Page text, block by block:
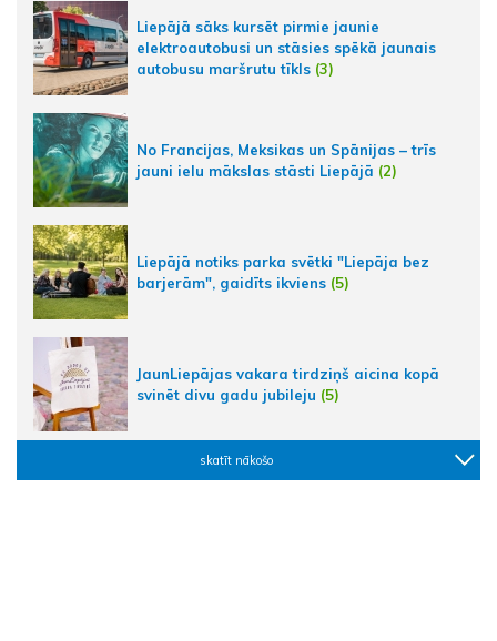
Liepājā sāks kursēt pirmie jaunie
elektroautobusi un stāsies spēkā jaunais
autobusu maršrutu tīkls (3)
No Francijas, Meksikas un Spānijas – trīs
jauni ielu mākslas stāsti Liepājā (2)
Liepājā notiks parka svētki "Liepāja bez
barjerām", gaidīts ikviens (5)
JaunLiepājas vakara tirdziņš aicina kopā
svinēt divu gadu jubileju (5)
skatīt nākošo